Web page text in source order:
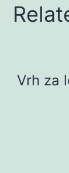
Vrh za